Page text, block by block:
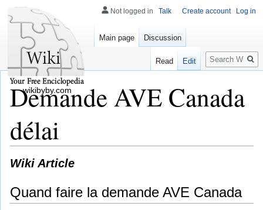
Demande AVE Canada
délai
Wiki Article
Quand faire la demande AVE Canada
Not logged in Talk Create account Log in
Main page Discussion
Read Edit
Search
wikibyby.com